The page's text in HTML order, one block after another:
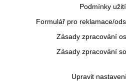
Podmínky
Formulář pro reklamace/
Zásady zpracování
Zásady zpracování
Upravit